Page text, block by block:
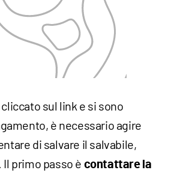
sul link e si sono
è necessario agire
di salvare il salvabile,
primo passo è contattare la